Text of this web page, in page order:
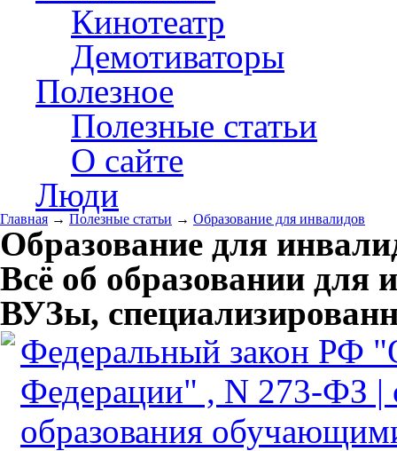
Кинотеатр
Демотиваторы
Полезное
Полезные статьи
О сайте
Люди
Главная → Полезные статьи → Образование для инвалидов
Образование для
Всё об образовании для
ВУЗы,
Федеральный закон РФ
Федерации" , N 273-ФЗ |
образования